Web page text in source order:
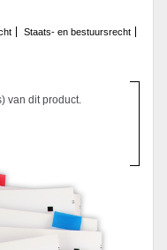
Staats- en bestuursrecht
van dit product.